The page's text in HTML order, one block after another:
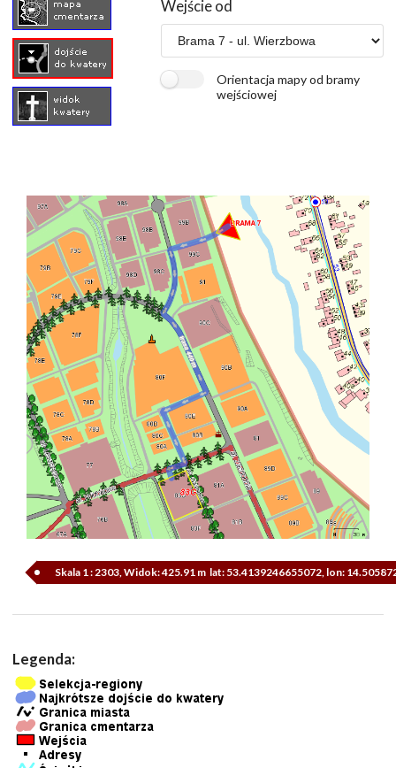
Wejście od
Orientacja mapy od bramy
wejściowej
Skala 1 : 2303, Widok: 425.91 m lat: 53.4139246655072, lon:
Legenda: